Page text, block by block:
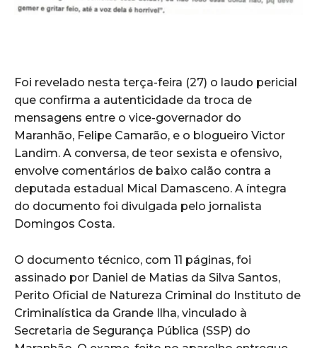
Foi revelado nesta terça-feira (27) o laudo pericial
que confirma a autenticidade da troca de
mensagens entre o vice-governador do
Maranhão, Felipe Camarão, e o blogueiro Victor
Landim. A conversa, de teor sexista e ofensivo,
envolve comentários de baixo calão contra a
deputada estadual Mical Damasceno. A íntegra
do documento foi divulgada pelo jornalista
Domingos Costa.
O documento técnico, com 11 páginas, foi
assinado por Daniel de Matias da Silva Santos,
Perito Oficial de Natureza Criminal do Instituto de
Criminalística da Grande Ilha, vinculado à
Secretaria de Segurança Pública (SSP) do